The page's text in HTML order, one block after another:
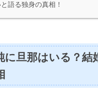
語る独身の真相！
に旦那はいる？結